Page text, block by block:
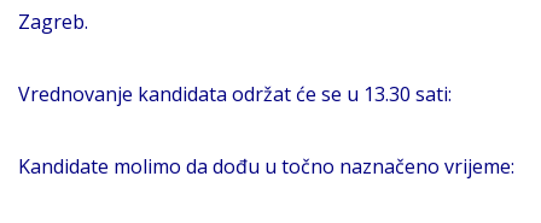
Zagreb.
Vrednovanje kandidata održat će se u 13.30 sati:
Kandidate molimo da dođu u točno naznačeno vrijeme: